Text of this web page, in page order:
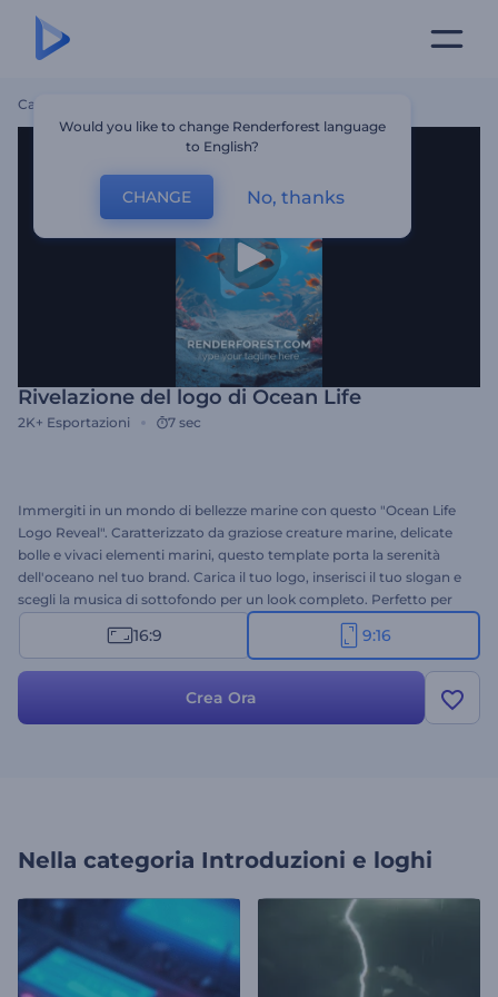
Casa
Rivelazione del logo di Ocean Life
2K+ Esportazioni 7 sec
Immergiti in un mondo di bellezze marine con questo "Ocean Life
Logo Reveal". Caratterizzato da graziose creature marine, delicate
bolle e vivaci elementi marini, questo template porta la serenità
dell'oceano nel tuo brand. Carica il tuo logo, inserisci il tuo slogan e
scegli la musica di sottofondo per un look completo. Perfetto per
serie subacquee, progetti naturalistici, video di viaggio, introduzioni
di esplorazione oceanica, contenuti sul benessere e molto altro.
16:9 9:16
Crea Ora
Nella categoria Introduzioni e loghi
Would you like to change Renderforest language
to English?
CHANGE No, thanks